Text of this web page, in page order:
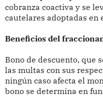
cobranza coactiva y se
cautelares adoptadas en
Beneficios del
Bono de descuento, que
las multas con sus
ningún caso afecta el
bono se determina en